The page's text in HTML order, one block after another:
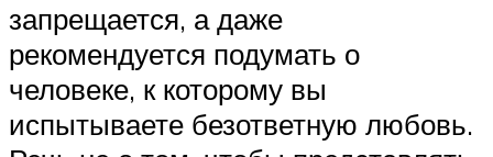
запрещается, а даже
рекомендуется подумать о
человеке, к которому вы
испытываете безответную любовь.